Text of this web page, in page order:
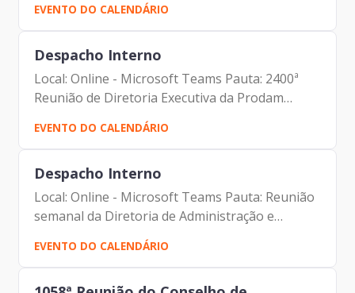
Prodam-SP - André Tomiatto - Assessor da
Presidência | Prodam-SP...
EVENTO DO CALENDÁRIO
Despacho Interno
Local: Online - Microsoft Teams Pauta: 2400ª
Reunião de Diretoria Executiva da Prodam
Participantes: - Francisco Forbes – Presidente |
Prodam-SP - André Tomiatto - Assessor da
Presidência |...
EVENTO DO CALENDÁRIO
Despacho Interno
Local: Online - Microsoft Teams Pauta: Reunião
semanal da Diretoria de Administração e
– Presidente | Prodam-SP - André Tomiatto -
Assessor da...
EVENTO DO CALENDÁRIO